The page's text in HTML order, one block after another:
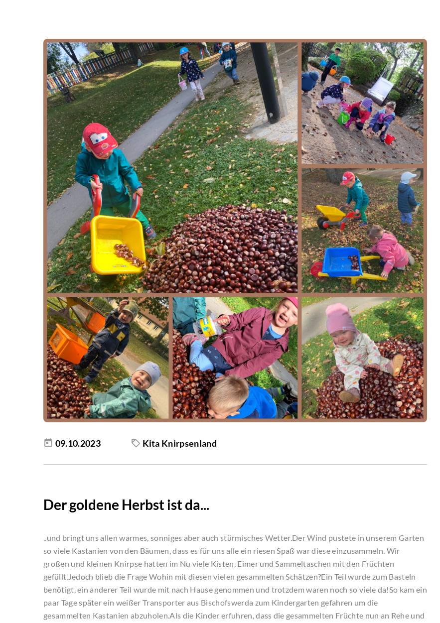
09.10.2023 Kita Knirpsenland
Der goldene Herbst ist da...
..und bringt uns allen warmes, sonniges aber auch stürmisches Wetter.Der Wind pustete in unserem Garten
so viele Kastanien von den Bäumen, dass es für uns alle ein riesen Spaß war diese einzusammeln. Wir
großen und kleinen Knirpse hatten im Nu viele Kisten, Eimer und Sammeltaschen mit den Früchten
gefüllt.Jedoch blieb die Frage Wohin mit diesen vielen gesammelten Schätzen?Ein Teil wurde zum Basteln
benötigt, ein anderer Teil wurde mit nach Hause genommen und trotzdem waren noch so viele da!So kam ein
paar Tage später ein weißer Transporter aus Bischofswerda zum Kindergarten gefahren um die
gesammelten Kastanien abzuholen.Als die Kinder erfuhren, dass die gesammelten Früchte nun an Rehe und